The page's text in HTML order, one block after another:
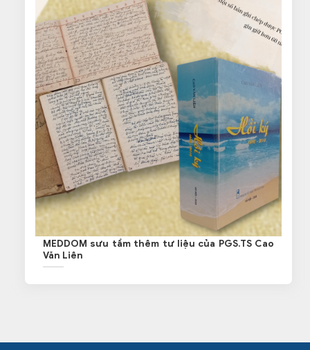
MEDDOM sưu tầm thêm tư liệu của PGS.TS Cao
Văn Liên